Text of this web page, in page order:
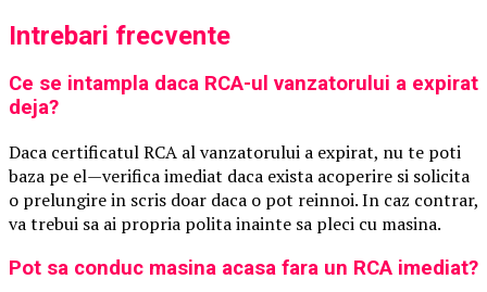
Intrebari frecvente
Ce se intampla daca RCA-ul vanzatorului a expirat
deja?
Daca certificatul RCA al vanzatorului a expirat, nu te poti
baza pe el—verifica imediat daca exista acoperire si solicita
o prelungire in scris doar daca o pot reinnoi. In caz contrar,
va trebui sa ai propria polita inainte sa pleci cu masina.
Pot sa conduc masina acasa fara un RCA imediat?